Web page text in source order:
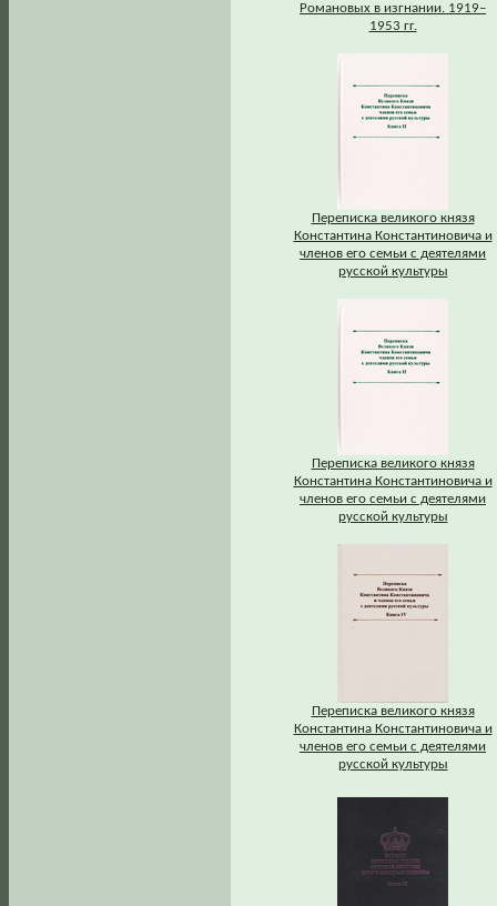
Романовых в изгнании. 1919–
1953 гг.
Переписка великого князя
Константина Константиновича и
членов его семьи с деятелями
русской культуры
Переписка великого князя
Константина Константиновича и
членов его семьи с деятелями
русской культуры
Переписка великого князя
Константина Константиновича и
членов его семьи с деятелями
русской культуры